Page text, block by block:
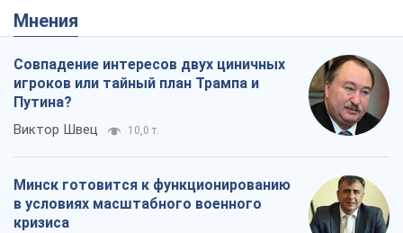
Мнения
Совпадение интересов двух циничных
игроков или тайный план Трампа и
Путина?
Виктор Швец 10,0 т.
Минск готовится к функционированию
в условиях масштабного военного
кризиса